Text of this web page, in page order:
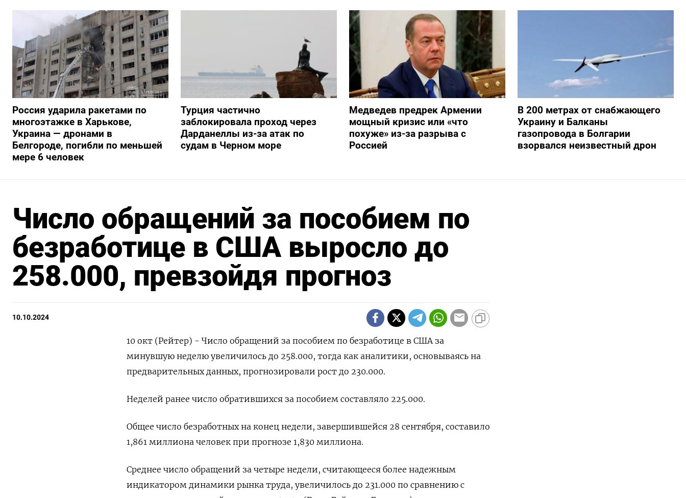
Россия ударила ракетами по
многоэтажке в Харькове,
Украина — дронами в
Белгороде, погибли по меньшей
мере 6 человек
Турция частично
заблокировала проход через
Дарданеллы из-за атак по
судам в Черном море
Медведев предрек Армении
мощный кризис или «что
похуже» из-за разрыва с
Россией
В 200 метрах от снабжающего
Украину и Балканы
газопровода в Болгарии
взорвался неизвестный дрон
Число обращений за пособием по
безработице в США выросло до
258.000, превзойдя прогноз
10.10.2024
10 окт (Рейтер) - Число обращений за пособием по безработице в США за
минувшую неделю увеличилось до 258.000, тогда как аналитики, основываясь на
предварительных данных, прогнозировали рост до 230.000.
Неделей ранее число обратившихся за пособием составляло 225.000.
Общее число безработных на конец недели, завершившейся 28 сентября, составило
1,861 миллиона человек при прогнозе 1,830 миллиона.
Среднее число обращений за четыре недели, считающееся более надежным
индикатором динамики рынка труда, увеличилось до 231.000 по сравнению с